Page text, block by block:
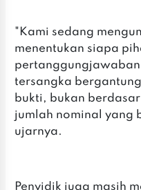
"Kami sedang
menentukan siapa
tersangka
bukti, bukan
jumlah nominal yang
ujarnya.
Penyidik juga masih